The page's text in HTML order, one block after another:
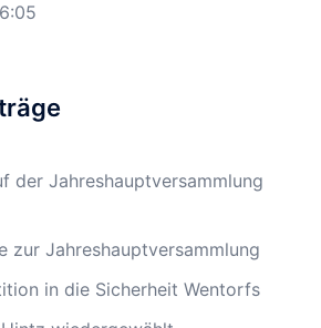
der Jahreshauptversammlung
zur Jahreshauptversammlung
in die Sicherheit Wentorfs